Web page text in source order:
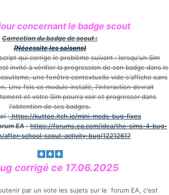
concernant le badge scout
Correction du badge de scout :
(Nécessite les saisons)
qui corrige le problème suivant : lorsqu'un Sim
invité à vérifier la progression de son badge dans le
une fenêtre contextuelle vide s'affiche sans
Une fois ce module installé, l'interaction devrait
et votre Sim pourra voir et progresser dans
l'obtention de ses badges.
:https://kuttoe.itch.io/mini-mods-bug-fixes
EA:https://forums.ea.com/idea/the-sims-4-bug-
after-school-scout-activity-bug/12212617
corrigé ce 17.06.2025
par un vote les sujets sur le forum EA, c'est